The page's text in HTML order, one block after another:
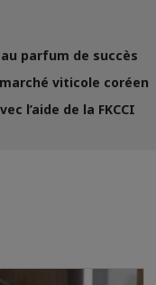
parfum de succès
viticole coréen
l’aide de la FKCCI